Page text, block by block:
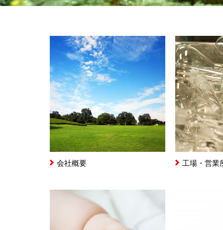
会社概要 工場・営業